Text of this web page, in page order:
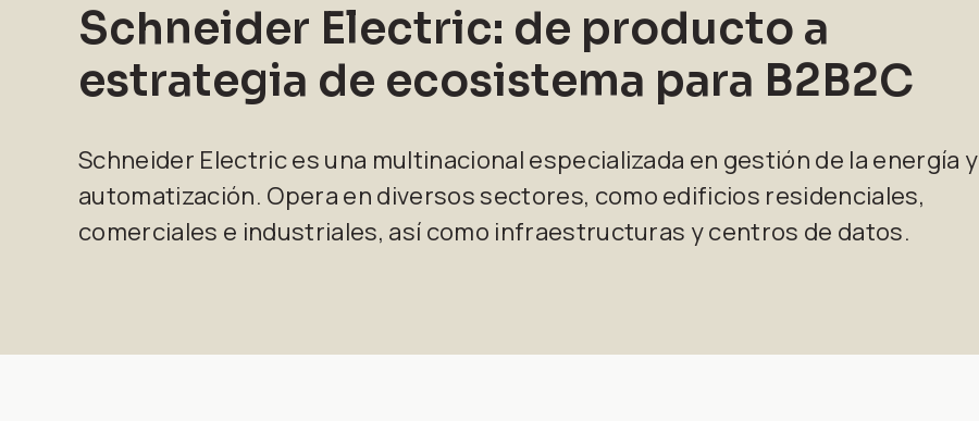
Schneider Electric: de producto a
estrategia de ecosistema para B2B2C
Schneider Electric es una multinacional especializada en gestión de la energía y
automatización. Opera en diversos sectores, como edificios residenciales,
comerciales e industriales, así como infraestructuras y centros de datos.